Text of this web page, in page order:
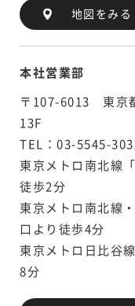
地図をみる
本社営業部
〒107-6013 東京
13F
TEL：03-5545-
東京メトロ南北線
徒歩2分
東京メトロ南北線
口より徒歩4分
東京メトロ日比谷
8分